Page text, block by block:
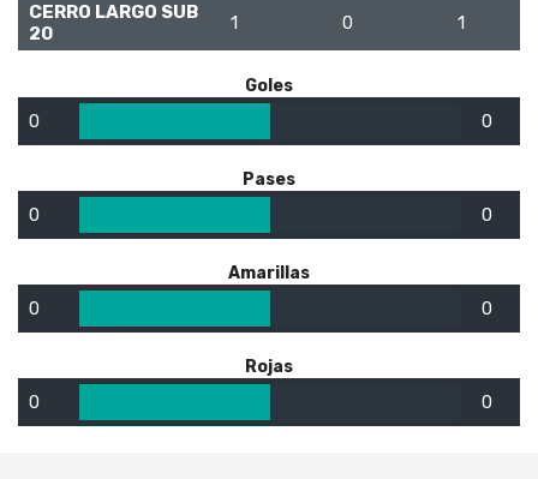
CERRO LARGO SUB
20
1 0 1
Goles
0 0
Pases
0 0
Amarillas
0 0
Rojas
0 0